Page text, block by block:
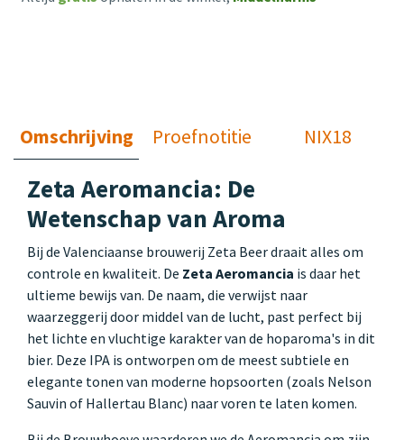
Omschrijving Proefnotitie NIX18
Zeta Aeromancia: De
Wetenschap van Aroma
Bij de Valenciaanse brouwerij Zeta Beer draait alles om
controle en kwaliteit. De Zeta Aeromancia is daar het
ultieme bewijs van. De naam, die verwijst naar
waarzeggerij door middel van de lucht, past perfect bij
het lichte en vluchtige karakter van de hoparoma's in dit
bier. Deze IPA is ontworpen om de meest subtiele en
elegante tonen van moderne hopsoorten (zoals Nelson
Sauvin of Hallertau Blanc) naar voren te laten komen.